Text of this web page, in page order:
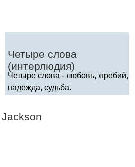
Четыре слова
(интерлюдия)
Четыре слова - любовь, жребий,
надежда, судьба.
Jackson